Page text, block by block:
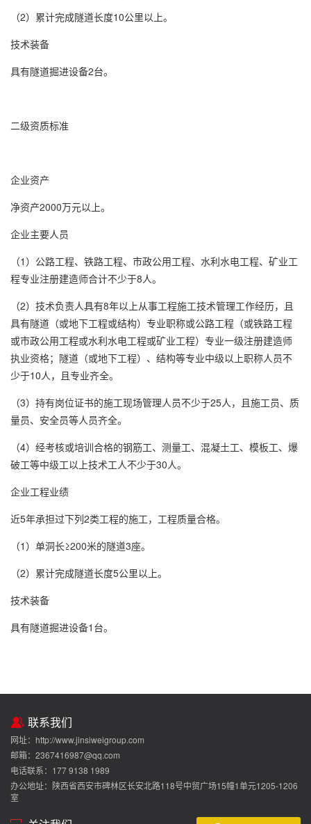
（2）累计完成隧道长度10公里以上。
技术装备
具有隧道掘进设备2台。
二级资质标准
企业资产
净资产2000万元以上。
企业主要人员
（1）公路工程、铁路工程、市政公用工程、水利水电工程、矿业工
程专业注册建造师合计不少于8人。
（2）技术负责人具有8年以上从事工程施工技术管理工作经历，且
具有隧道（或地下工程或结构）专业职称或公路工程（或铁路工程
或市政公用工程或水利水电工程或矿业工程）专业一级注册建造师
执业资格；隧道（或地下工程）、结构等专业中级以上职称人员不
少于10人，且专业齐全。
（3）持有岗位证书的施工现场管理人员不少于25人，且施工员、质
量员、安全员等人员齐全。
（4）经考核或培训合格的钢筋工、测量工、混凝土工、模板工、爆
破工等中级工以上技术工人不少于30人。
企业工程业绩
近5年承担过下列2类工程的施工，工程质量合格。
（1）单洞长≥200米的隧道3座。
（2）累计完成隧道长度5公里以上。
技术装备
具有隧道掘进设备1台。
联系我们
网址：http://www.jinsiweigroup.com
邮箱：2367416987@qq.com
电话联系：177 9138 1989
办公地址：陕西省西安市碑林区长安北路118号中贸广场15幢1单元1205-1206
室